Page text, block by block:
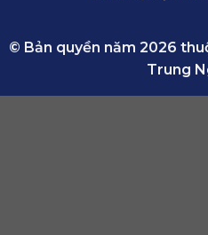
© Bản quyền năm 2026
Trung